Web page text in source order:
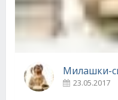
23.05.2017